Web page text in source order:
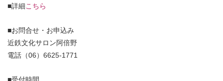
■詳細こちら
■お問合せ・お申込み
近鉄文化サロン阿倍野
電話（06）6625-1771